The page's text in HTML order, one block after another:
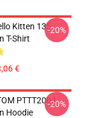
Kitten 135
T-Shirt
€
-20%
PTTT2004
Hoodie
-20%